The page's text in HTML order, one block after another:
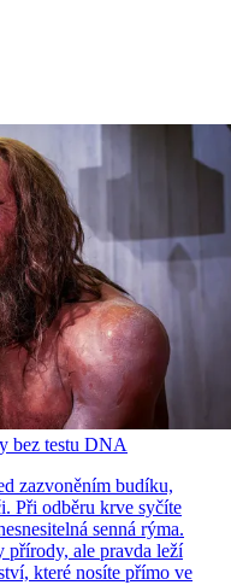
bez testu DNA
zazvoněním budíku,
Při odběru krve syčíte
senná rýma.
přírody, ale pravda leží
které nosíte přímo ve